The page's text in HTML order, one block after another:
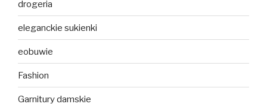
drogeria
eleganckie sukienki
eobuwie
Fashion
Garnitury damskie